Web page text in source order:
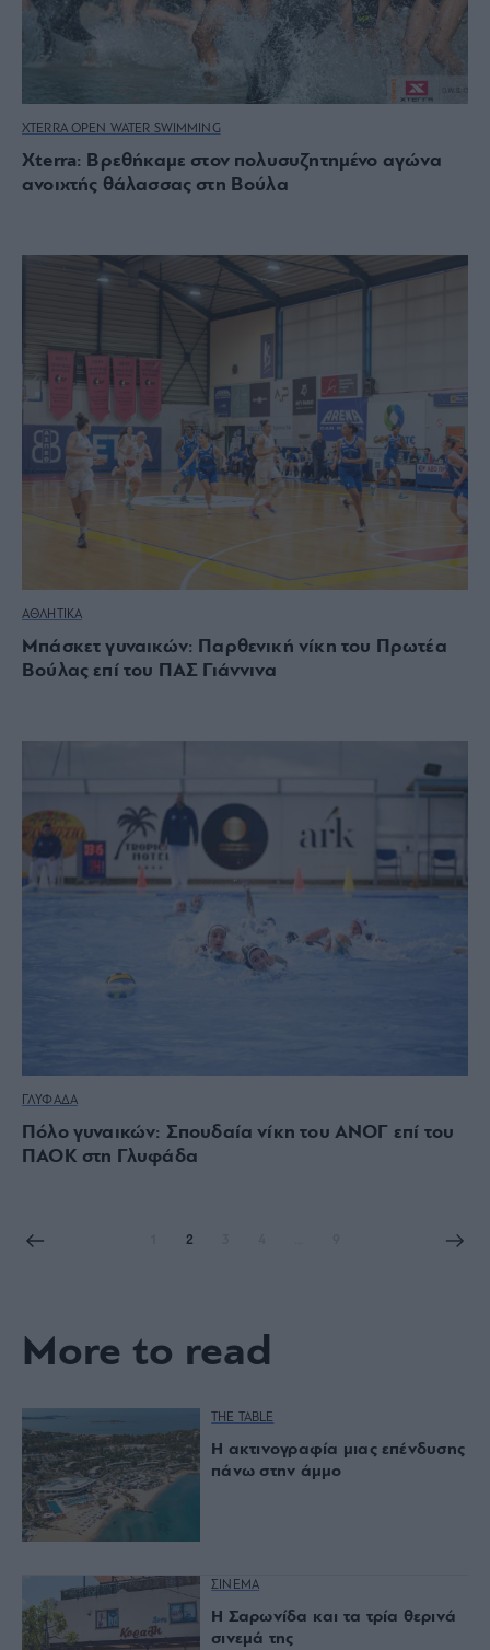
XTERRA OPEN WATER SWIMMING
Xterra: Βρεθήκαμε στον πολυσυζητημένο αγώνα
ανοιχτής θάλασσας στη Βούλα
ΑΘΛΗΤΙΚΑ
Μπάσκετ γυναικών: Παρθενική νίκη του Πρωτέα
Βούλας επί του ΠΑΣ Γιάννινα
ΓΛΥΦΑΔΑ
Πόλο γυναικών: Σπουδαία νίκη του ΑΝΟΓ επί του
ΠΑΟΚ στη Γλυφάδα
2
More to read
THE TABLE
Η ακτινογραφία μιας επένδυσης
πάνω στην άμμο
ΣΙΝΕΜΑ
Η Σαρωνίδα και τα τρία θερινά
σινεμά της